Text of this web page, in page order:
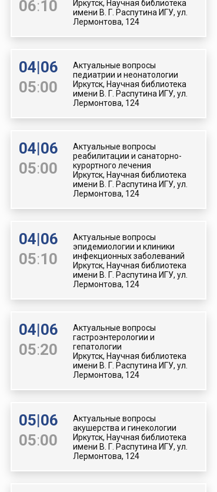
06:10
Иркутск, Научная библиотека
имени В. Г. Распутина ИГУ, ул.
Лермонтова, 124
04|06
05:00
Актуальные вопросы
педиатрии и неонатологии
Иркутск, Научная библиотека
имени В. Г. Распутина ИГУ, ул.
Лермонтова, 124
04|06
05:00
Актуальные вопросы
реабилитации и санаторно-
курортного лечения
Иркутск, Научная библиотека
имени В. Г. Распутина ИГУ, ул.
Лермонтова, 124
04|06
05:10
Актуальные вопросы
эпидемиологии и клиники
инфекционных заболеваний
Иркутск, Научная библиотека
имени В. Г. Распутина ИГУ, ул.
Лермонтова, 124
04|06
05:20
Актуальные вопросы
гастроэнтерологии и
гепатологии
Иркутск, Научная библиотека
имени В. Г. Распутина ИГУ, ул.
Лермонтова, 124
05|06
05:00
Актуальные вопросы
акушерства и гинекологии
Иркутск, Научная библиотека
имени В. Г. Распутина ИГУ, ул.
Лермонтова, 124